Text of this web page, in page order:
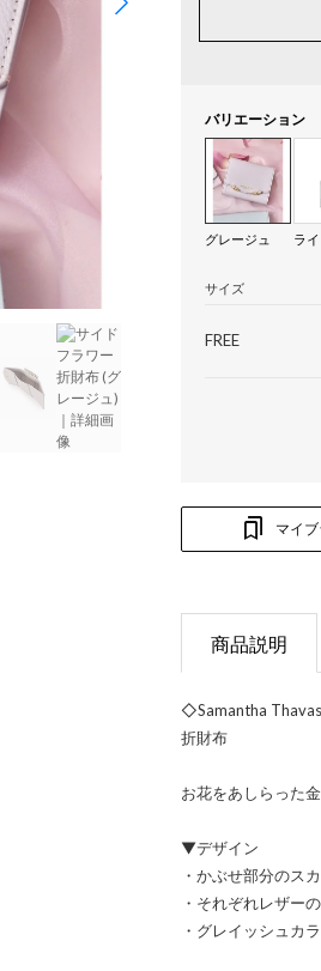
バリエーション
グレージュ ラ
サイズ
FREE
マイ
商品説明
◇Samantha
折財布
お花をあしらった
▼デザイン
・かぶせ部分のス
・それぞれレザー
・グレイッシュカ